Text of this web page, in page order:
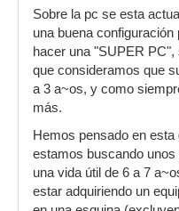
Sobre la pc se esta
una buena
hacer una "SUPER
que consideramos que
a 3 a~os, y como
más.
Hemos pensado en
estamos buscando
una vida útil de 6 a 7
estar adquiriendo un